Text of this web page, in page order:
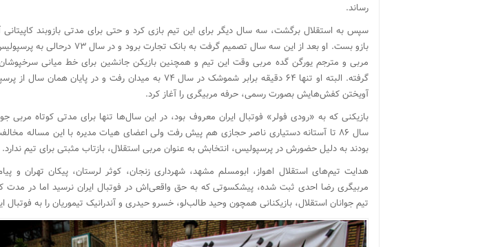
رساند.
سپس به استقلال برگشت، سه سال دیگر برای این تیم بازی کرد و حتی برای مدتی بازوبند کاپیتانی
بازو بست. او بعد از این سه سال تصمیم گرفت به بانک
مربی و مترجم یورگن گده مربی وقت این تیم و همچنین بازیکن جانشین برای خط میانی سرخپوشان
گرفته. البته او تنها ۶۴ دقیقه برابر شموشک در سال ۷۴ به میدان رفت و در
آویختن کفش‌هایش بصورت رسمی، حرفه مربیگری را آغاز کرد.
بازیکنی که به «رودی فولر» فوتبال ایران معروف بود، در این سال‌ها تنها برای مدتی کوتاه مربی
سال ۸۶ تا آستانه دستیاری ناصر حجازی هم پیش رفت ولی اعضای هیات مدیره با این مساله
بودند به دلیل حضورش در پرسپولیس، انتخابش به عنوان مربی استقلال، بازتاب مثبتی برای تیم ندارد.
هدایت تیم‌های استقلال اهواز، ابومسلم مشهد، شهرداری زنجان، کوثر لرستان، پیکان تهران و
مربیگری‌ رضا احدی ثبت شده، پیشکسوتی که به حق واقعی‌اش در فوتبال ایران نرسید اما در
تیم جوانان استقلال، بازیکنانی همچون وحید طالب‌لو، خسرو حیدری و آندرانیک تیموریان را به فوتبال